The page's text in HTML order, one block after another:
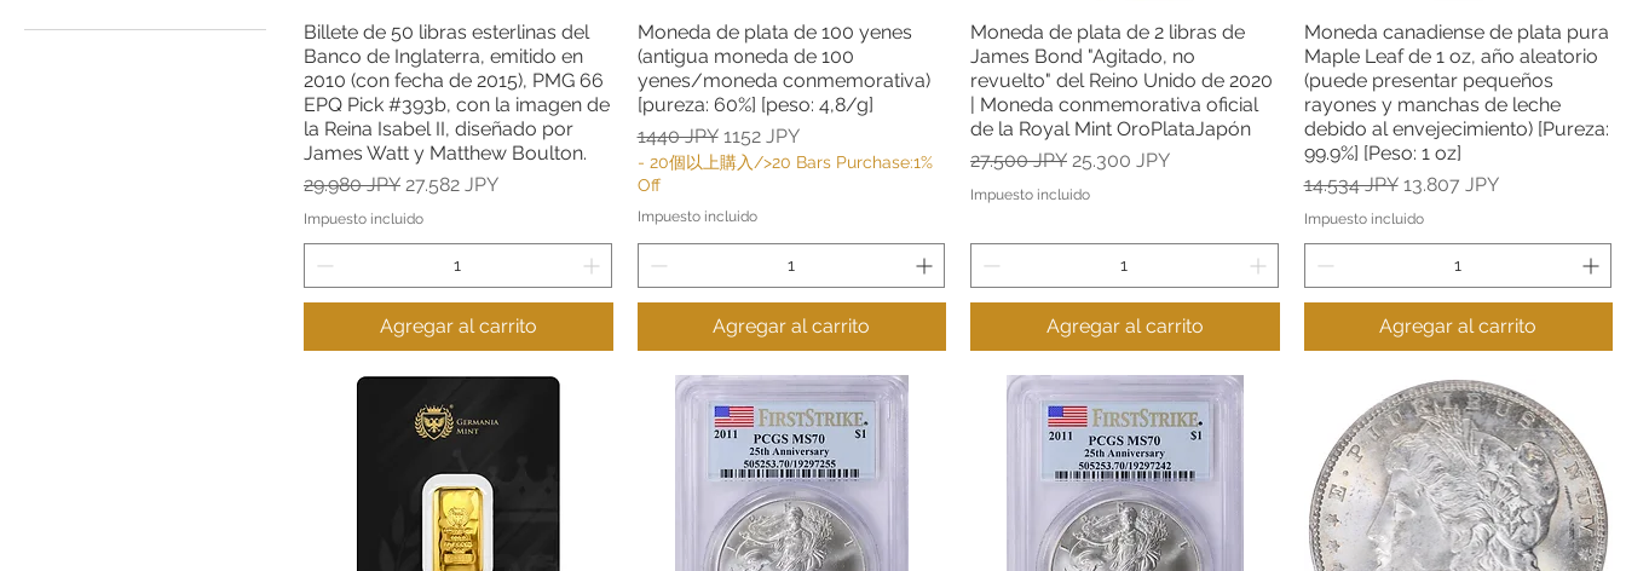
Vista rápida
Billete de 50 libras esterlinas del
Banco de Inglaterra, emitido en
2010 (con fecha de 2015), PMG 66
EPQ Pick #393b, con la imagen de
la Reina Isabel II, diseñado por
James Watt y Matthew Boulton.
Precio
29.980 JPY Precio de oferta
27.582 JPY
Impuesto incluido
Agregar al carrito
Vista rápida
Moneda de plata de 100 yenes
(antigua moneda de 100
yenes/moneda conmemorativa)
[pureza: 60%] [peso: 4,8/g]
Precio
1440 JPY Precio de oferta
1152 JPY
- 20個以上購入/>20 Bars Purchase:1%
Off
Impuesto incluido
Agregar al carrito
Vista rápida
Moneda de plata de 2 libras de
James Bond "Agitado, no
revuelto" del Reino Unido de 2020
| Moneda conmemorativa oficial
de la Royal Mint OroPlataJapón
Precio
27.500 JPY Precio de oferta
25.300 JPY
Impuesto incluido
Agregar al carrito
Vista rápida
Moneda canadiense de plata pura
Maple Leaf de 1 oz, año aleatorio
(puede presentar pequeños
rayones y manchas de leche
debido al envejecimiento) [Pureza:
99.9%] [Peso: 1 oz]
Precio
14.534 JPY Precio de oferta
13.807 JPY
Impuesto incluido
Agregar al carrito